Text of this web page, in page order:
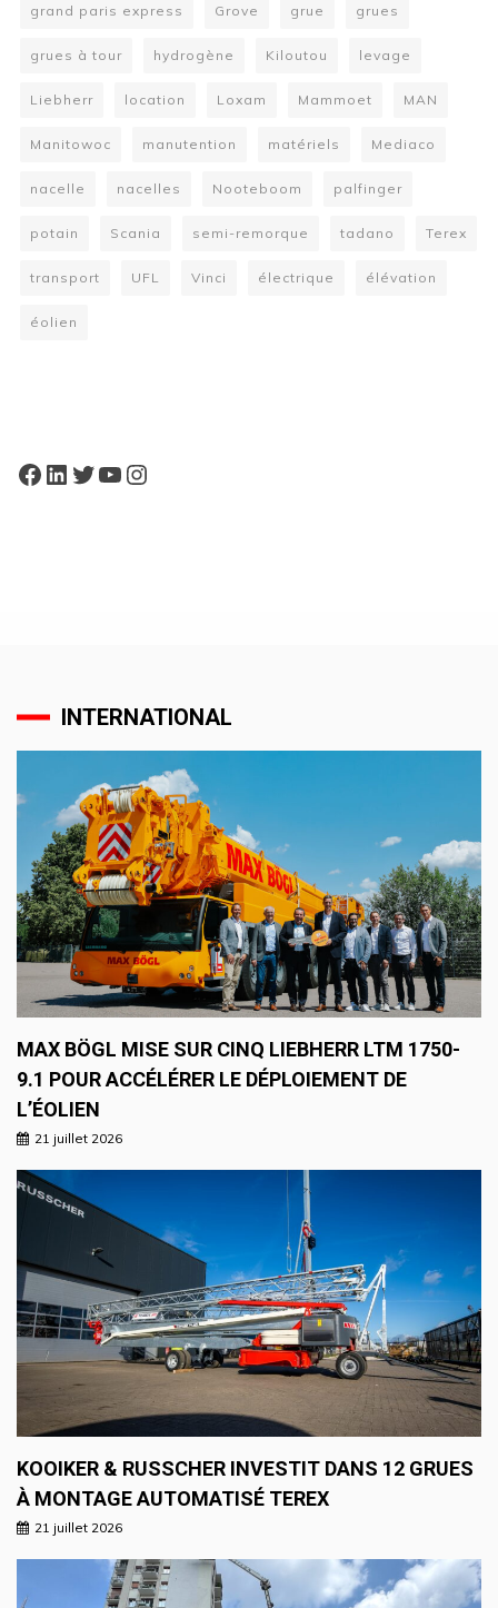
grand paris express Grove grue grues
grues à tour hydrogène Kiloutou levage
Liebherr location Loxam Mammoet MAN
Manitowoc manutention matériels Mediaco
nacelle nacelles Nooteboom palfinger
potain Scania semi-remorque tadano Terex
transport UFL Vinci électrique élévation
éolien
Facebook
LinkedIn
Twitter
YouTube
Instagram
INTERNATIONAL
MAX BÖGL MISE SUR CINQ LIEBHERR LTM 1750-
9.1 POUR ACCÉLÉRER LE DÉPLOIEMENT DE
L’ÉOLIEN
21 juillet 2026
KOOIKER & RUSSCHER INVESTIT DANS 12 GRUES
À MONTAGE AUTOMATISÉ TEREX
21 juillet 2026